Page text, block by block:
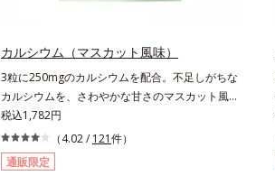
カルシウム（マスカット風味）
3粒に250mgのカルシウムを配合。不足しがちな
カルシウムを、さわやかな甘さのマスカット風味
で。3粒にお魚約4.5尾分（*1）のカルシウムを
配合したタブレット。どんどん不足していくカル
シウムを、手軽においしくチャージできる、さわ
やかな甘さのマスカット風味です。*1 : 「五訂増
税込1,782円
（4.02 / 121件）
通販限定